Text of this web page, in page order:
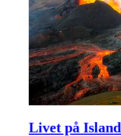
Livet på Island